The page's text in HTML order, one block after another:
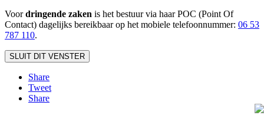
Voordringende zaken is het bestuur via haar POC (Point Of
Contact) dagelijks bereikbaar op het mobiele telefoonnummer: 06 53
787 110.
SLUIT DIT VENSTER
Share
Tweet
Share